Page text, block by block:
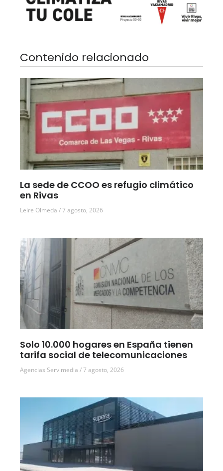
Contenido relacionado
La sede de CCOO es refugio climático
en Rivas
Leire Olmeda 7 agosto, 2026
Solo 10.000 hogares en España tienen
tarifa social de telecomunicaciones
Agencias Servimedia 7 agosto, 2026